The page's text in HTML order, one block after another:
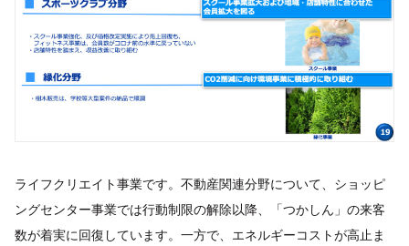
ライフクリエイト事業です。不動産関連分野について、ショッピ
ングセンター事業では行動制限の解除以降、「つかしん」の来客
数が着実に回復しています。一方で、エネルギーコストが高止ま